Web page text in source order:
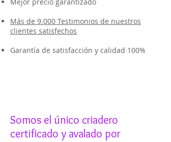
Más de 9.000 Testimonios de nuestros
clientes satisfechos
Garantía de satisfacción y calidad 100%
Somos el único criadero
certificado y avalado por